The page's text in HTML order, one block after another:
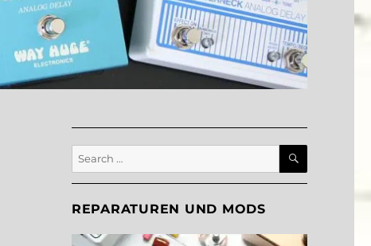
Search
for:
SEARCH
REPARATUREN UND MODS